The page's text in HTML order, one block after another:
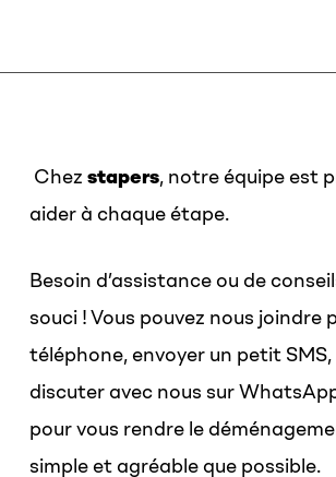
Chez stapers, notre équipe est
aider à chaque étape.
Besoin d’assistance ou de
souci ! Vous pouvez nous joindre
téléphone, envoyer un petit SMS,
discuter avec nous sur
pour vous rendre le
simple et agréable que possible.